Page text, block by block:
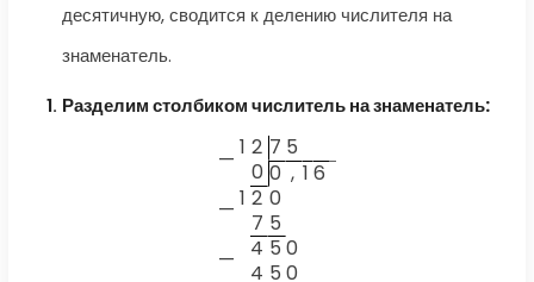
десятичную, сводится к делению числителя на
знаменатель.
Разделим столбиком числитель на знаменатель:
— 1 2 7 5
0 0 , 1 6
— 1 2 0
7 5
—
4 5 0
4 5 0